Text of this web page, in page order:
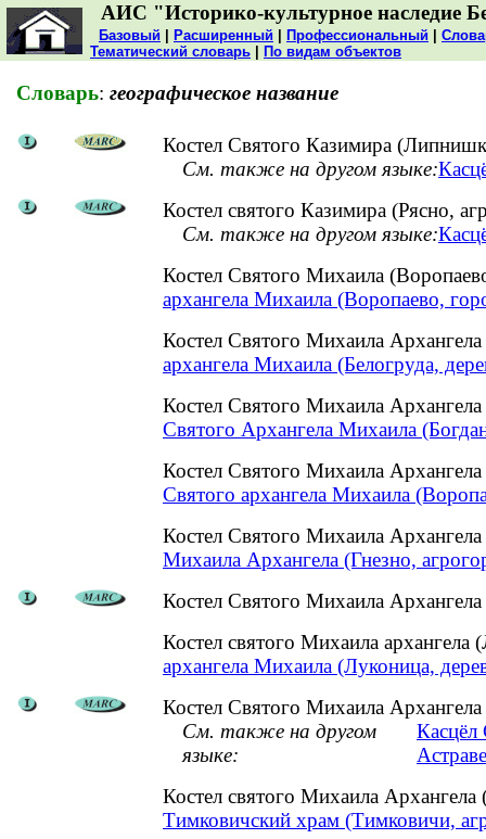
АИС "Историко-культурное наследие
Базовый Расширенный Профессиональный
Тематический словарь
По видам объектов
Словарь: географическое название
Костел Святого Казимира
См. также на другом языке:
Костел святого Казимира (Рясно,
См. также на другом языке:
Костел Святого Михаила
архангела Михаила (Воропаево,
Костел Святого Михаила
архангела Михаила (Белогруда,
Костел Святого Михаила
Святого Архангела Михаила
Костел Святого Михаила
Святого архангела Михаила
Костел Святого Михаила
Михаила Архангела (Гнезно,
Костел Святого Михаила
Костел святого Михаила
архангела Михаила (Луконица,
Костел Святого Михаила
См. также на другом
языке:
Касцёл
Костел святого Михаила
Тимковичский храм (Тимковичи,